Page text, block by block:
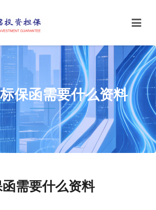
保函需要什么资料
需要什么资料